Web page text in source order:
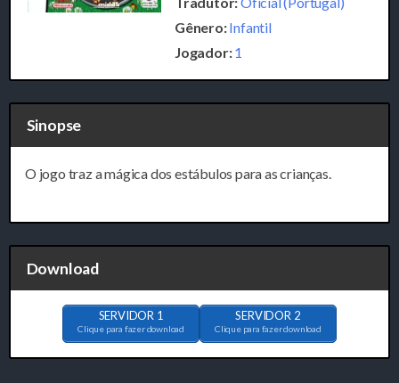
Gênero:Infantil
Jogador:1
Sinopse
O jogo traz a mágica dos estábulos para as crianças.
Download
SERVIDOR 1
Clique para fazer download
SERVIDOR 2
Clique para fazer download